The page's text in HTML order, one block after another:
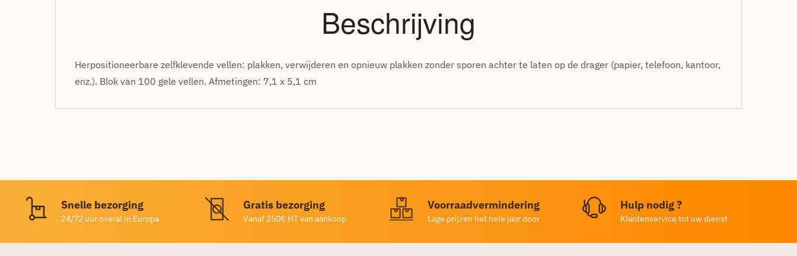
Beschrijving
Herpositioneerbare zelfklevende vellen: plakken, verwijderen en opnieuw plakken zonder sporen achter te laten op de drager (papier, telefoon, kantoor,
enz.). Blok van 100 gele vellen. Afmetingen: 7,1 x 5,1 cm
Snelle bezorging
24/72 uur overal in Europa
Gratis bezorging
Vanaf 250€ HT van aankoop
Voorraadvermindering
Lage prijzen het hele jaar door
Hulp nodig ?
Klantenservice tot uw dienst